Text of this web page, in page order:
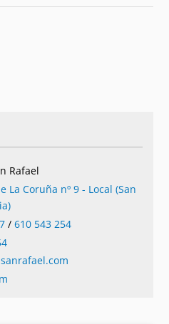
Rafael
La Coruña nº 9 - Local (San
/ 610 543 254